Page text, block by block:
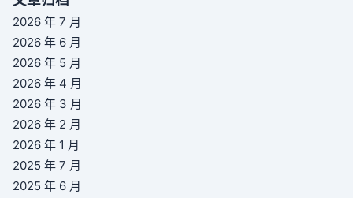
2026 年 7 月
2026 年 6 月
2026 年 5 月
2026 年 4 月
2026 年 3 月
2026 年 2 月
2026 年 1 月
2025 年 7 月
2025 年 6 月